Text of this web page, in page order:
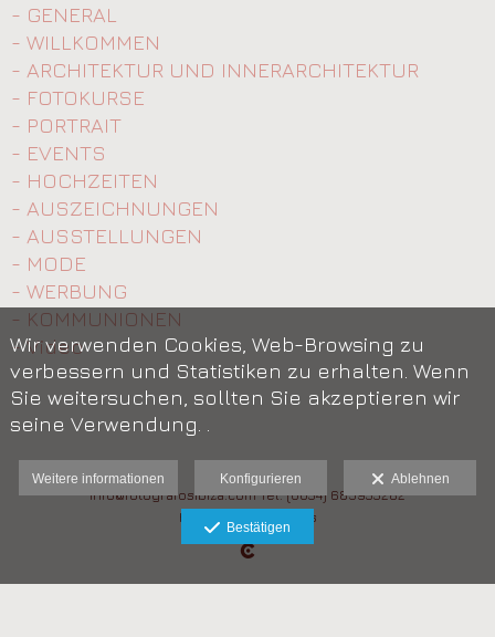
- GENERAL
- WILLKOMMEN
- ARCHITEKTUR UND INNERARCHITEKTUR
- FOTOKURSE
- PORTRAIT
- EVENTS
- HOCHZEITEN
- AUSZEICHNUNGEN
- AUSSTELLUNGEN
- MODE
- WERBUNG
- KOMMUNIONEN
- Video
info@fotografosibiza.com Tel: (0034) 685933282
Haftungsausschluss
Wir verwenden Cookies, Web-Browsing zu
verbessern und Statistiken zu erhalten. Wenn
Sie weitersuchen, sollten Sie akzeptieren wir
seine Verwendung. .
Weitere informationen Konfigurieren Ablehnen
Bestätigen